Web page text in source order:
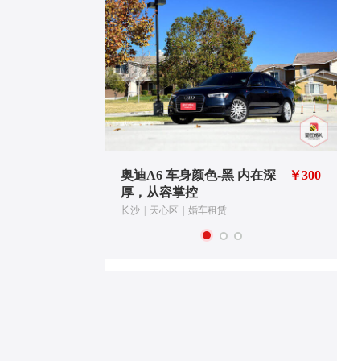
奥迪A6 车身颜色-黑 内在深
厚，从容掌控
￥300
长沙 天心区 婚车租赁